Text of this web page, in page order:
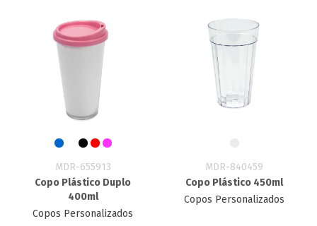
MDR-655913
Copo Plástico Duplo
400ml
Copos Personalizados
MDR-840459
Copo Plástico 450ml
Copos Personalizados